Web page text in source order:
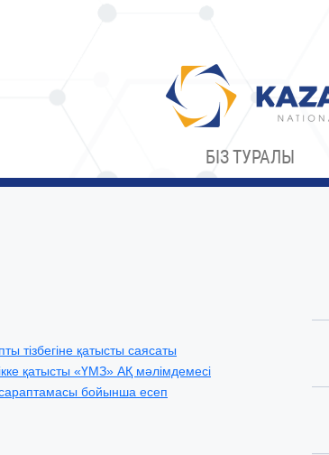
БІЗ ТУРАЛЫ
тізбегіне қатысты саясаты
қатысты «ҮМЗ» АҚ мәлімдемесі
бойынша есеп